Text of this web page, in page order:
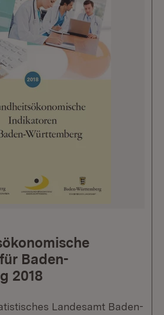
Baden-
2018
Landesamt Baden-